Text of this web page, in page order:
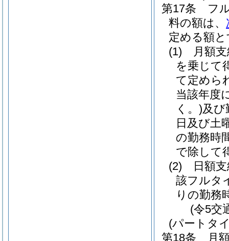
第17条
フ
料の額は、
定める額
(1)
月額
を乗じて
て定めら
当該年度
く。)及び
日及び土
の勤務時
で除して
(2)
日額
該フルタ
りの勤務
(令5交
(パートタ
第18条
月